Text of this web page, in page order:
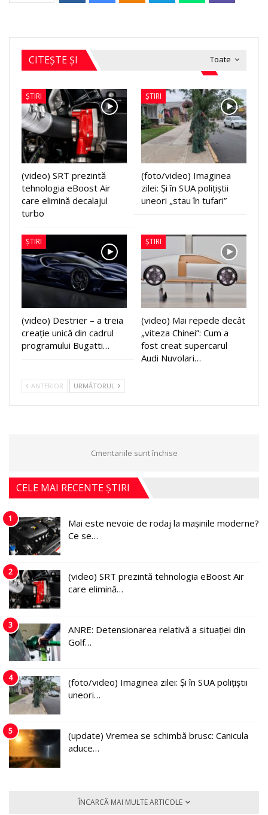
Toate
CITEȘTE ȘI
ȘTIRI
(video) SRT prezintă
tehnologia eBoost Air
care elimină decalajul
turbo
ȘTIRI
(foto/video) Imaginea
zilei: Și în SUA polițiștii
uneori „stau în tufari”
ȘTIRI
(video) Destrier – a treia
creație unică din cadrul
programului Bugatti…
ȘTIRI
(video) Mai repede decât
„viteza Chinei”: Cum a
fost creat supercarul
Audi Nuvolari…
ANTERIOR URMĂTORUL
Cmentariile sunt închise
CELE MAI RECENTE ȘTIRI
1
Mai este nevoie de rodaj la mașinile moderne?
Ce se…
2
(video) SRT prezintă tehnologia eBoost Air
care elimină…
3
ANRE: Detensionarea relativă a situației din
Golf…
4
(foto/video) Imaginea zilei: Și în SUA polițiștii
uneori…
5
(update) Vremea se schimbă brusc: Canicula
aduce…
ÎNCARCĂ MAI MULTE ARTICOLE